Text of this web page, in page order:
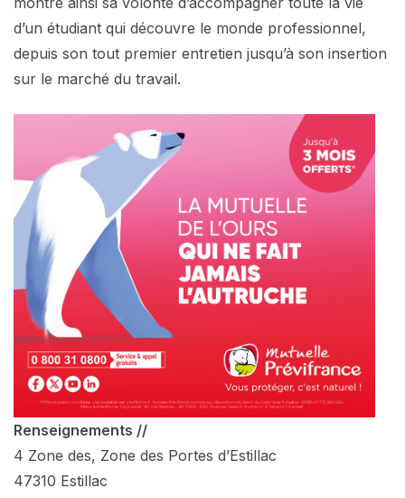
d’un étudiant qui découvre le monde professionnel,
depuis son tout premier entretien jusqu’à son insertion
sur le marché du travail.
Renseignements //
4 Zone des, Zone des Portes d’Estillac
47310 Estillac